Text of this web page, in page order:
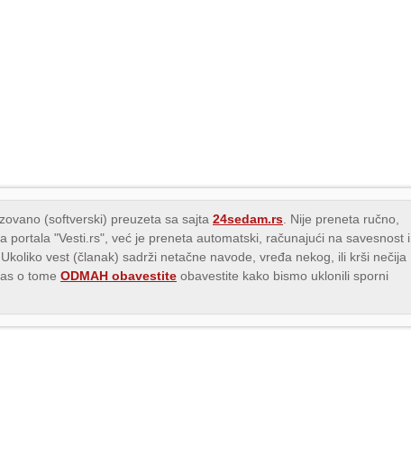
(softverski) preuzeta sa sajta 24sedam.rs . Nije preneta ručno,
portala "Vesti.rs", već je preneta automatski, računajući na savesnost i
. Ukoliko vest (članak) sadrži netačne navode, vređa nekog, ili krši nečija
o tome ODMAH obavestite obavestite kako bismo uklonili sporni